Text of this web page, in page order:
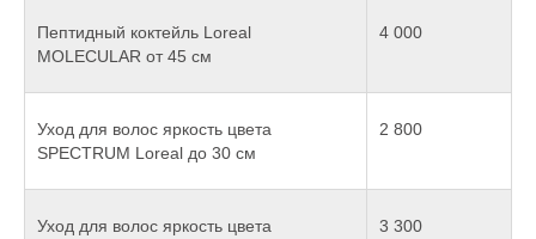
Пептидный коктейль Loreal
MOLECULAR от 45 см
4 000
Уход для волос яркость цвета
SPECTRUM Loreal до 30 см
2 800
Уход для волос яркость цвета
3 300